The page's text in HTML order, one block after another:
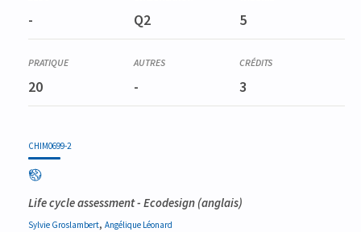
- Q2 5
20 - 3
CHIM0699-2
Life cycle assessment - Ecodesign (anglais)
Sylvie Groslambert, Angélique Léonard